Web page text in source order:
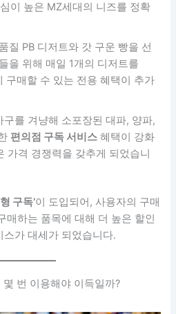
이 높은 MZ세대의 니즈를 정확
질 PB 디저트와 갓 구운 빵을 선
을 위해 매일 1개의 디저트를
구매할 수 있는 전용 혜택이 추가
구를 겨냥해 소포장된 대파, 양파,
편의점 구독 서비스 혜택이 강화
가격 경쟁력을 갖추게 되었습니
구독’이 도입되어, 사용자의 구매
매하는 품목에 대해 더 높은 할인
가 대세가 되었습니다.
번 이용해야 이득일까?